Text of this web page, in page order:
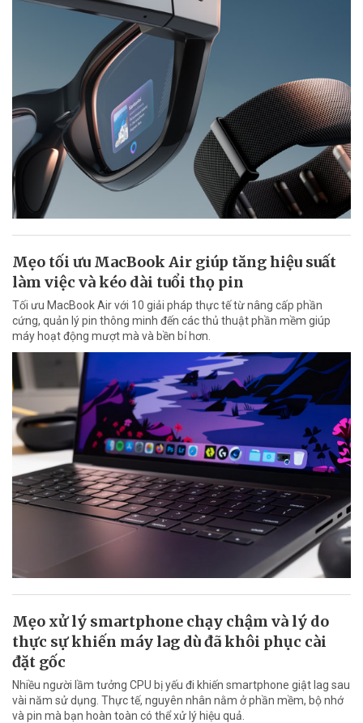
Mẹo tối ưu MacBook Air giúp tăng hiệu suất
làm việc và kéo dài tuổi thọ pin
Tối ưu MacBook Air với 10 giải pháp thực tế từ nâng cấp phần
cứng, quản lý pin thông minh đến các thủ thuật phần mềm giúp
máy hoạt động mượt mà và bền bỉ hơn.
Mẹo xử lý smartphone chạy chậm và lý do
thực sự khiến máy lag dù đã khôi phục cài
đặt gốc
Nhiều người lầm tưởng CPU bị yếu đi khiến smartphone giật lag sau
vài năm sử dụng. Thực tế, nguyên nhân nằm ở phần mềm, bộ nhớ
và pin mà bạn hoàn toàn có thể xử lý hiệu quả.